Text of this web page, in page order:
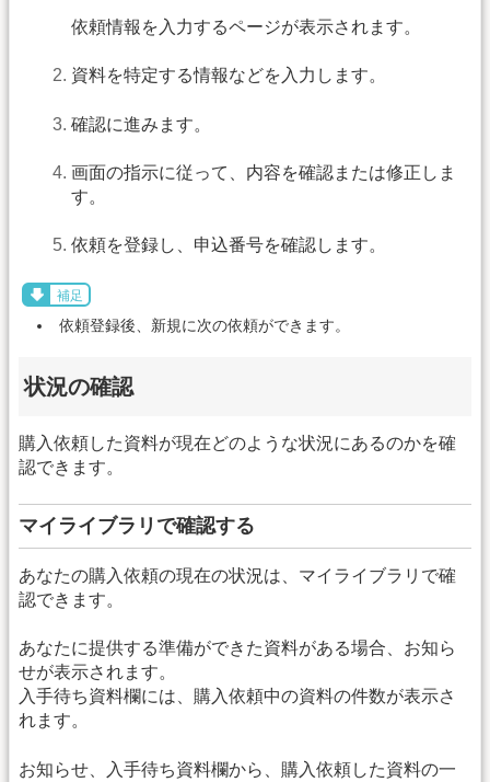
依頼情報を入力するページが表示されます。
資料を特定する情報などを入力します。
確認に進みます。
画面の指示に従って、内容を確認または修正しま
す。
依頼を登録し、申込番号を確認します。
補足
依頼登録後、新規に次の依頼ができます。
状況の確認
購入依頼した資料が現在どのような状況にあるのかを確
認できます。
マイライブラリで確認する
あなたの購入依頼の現在の状況は、マイライブラリで確
認できます。
あなたに提供する準備ができた資料がある場合、お知ら
せが表示されます。
入手待ち資料欄には、購入依頼中の資料の件数が表示さ
れます。
お知らせ、入手待ち資料欄から、購入依頼した資料の一